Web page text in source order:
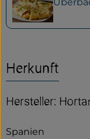
Herkunft
Hersteller:
Spanien